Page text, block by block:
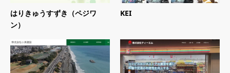
はりきゅうすずき（ペジワ
ン）
KEI